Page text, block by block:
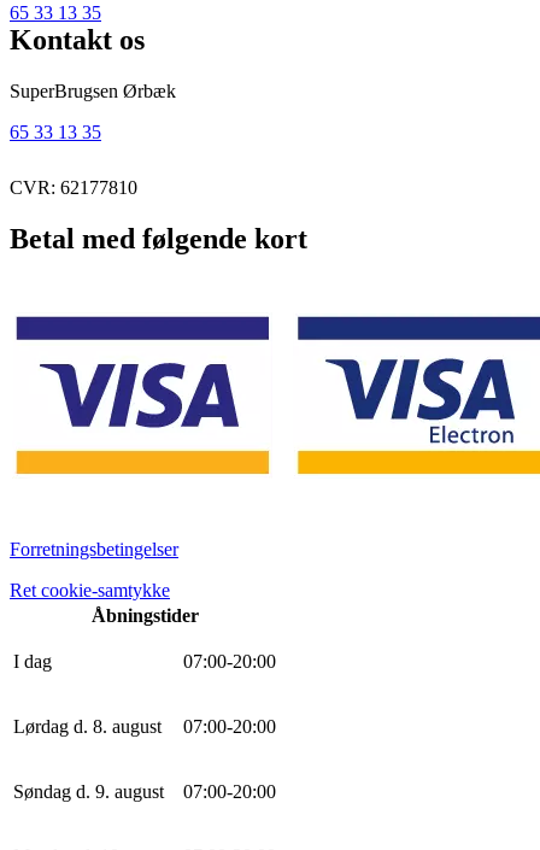
65 33 13 35
Kontakt os
SuperBrugsen Ørbæk
65 33 13 35
CVR: 62177810
Betal med følgende kort
Forretningsbetingelser
Ret cookie-samtykke
Åbningstider
I dag 07:00-20:00
Lørdag d. 8. august 07:00-20:00
Søndag d. 9. august 07:00-20:00